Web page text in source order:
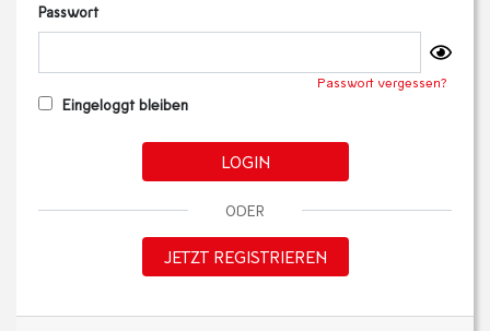
Passwort
Passwort vergessen?
Eingeloggt bleiben
LOGIN
ODER
JETZT REGISTRIEREN